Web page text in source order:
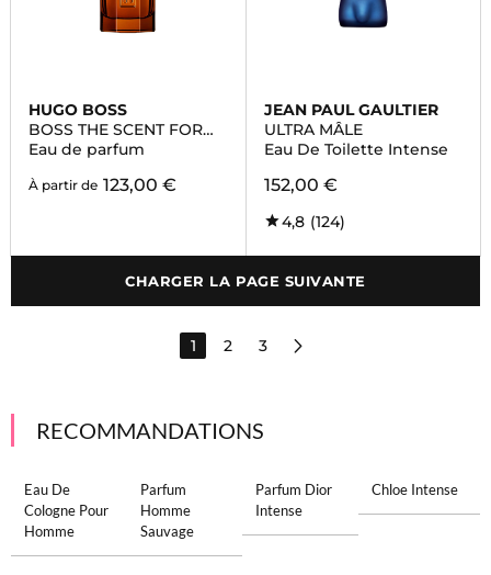
HUGO BOSS
BOSS THE SCENT FOR
HIM INTENSE
Eau de parfum
À partir de 123,00 €
JEAN PAUL GAULTIER
ULTRA MÂLE
Eau De Toilette Intense
152,00 €
4,8 (124)
CHARGER LA PAGE SUIVANTE
1 2 3
RECOMMANDATIONS
Eau De
Cologne Pour
Homme
Parfum
Homme
Sauvage
Parfum Dior
Intense
Chloe Intense